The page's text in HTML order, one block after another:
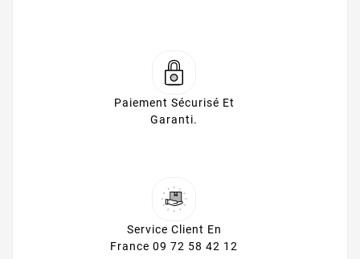
Paiement Sécurisé Et
Garanti.
Service Client En
France 09 72 58 42 12